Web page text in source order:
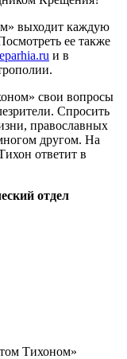
выходит каждую
ее также
и в
свои вопросы
Спросить
православных
другом. На
ответит в
отдел
Тихоном»